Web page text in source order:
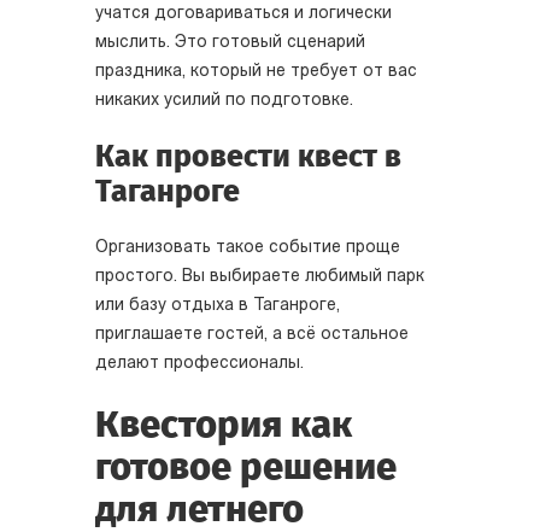
учатся договариваться и логически
мыслить. Это готовый сценарий
праздника, который не требует от вас
никаких усилий по подготовке.
Как провести квест в
Таганроге
Организовать такое событие проще
простого. Вы выбираете любимый парк
или базу отдыха в Таганроге,
приглашаете гостей, а всё остальное
делают профессионалы.
Квестория как
готовое решение
для летнего